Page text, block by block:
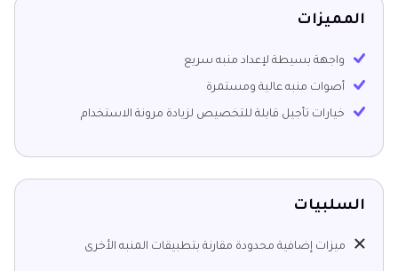
المميزات
واجهة بسيطة لإعداد منبه سريع
أصوات منبه عالية ومستمرة
خيارات تأجيل قابلة للتخصيص لزيادة مرونة الاستخدام
السلبيات
ميزات إضافية محدودة مقارنة بتطبيقات المنبه الأخرى